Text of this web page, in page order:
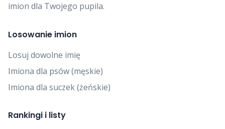
imion dla Twojego pupila.
Losowanie imion
Losuj dowolne imię
Imiona dla psów (męskie)
Imiona dla suczek (żeńskie)
Rankingi i listy